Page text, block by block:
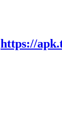
https://